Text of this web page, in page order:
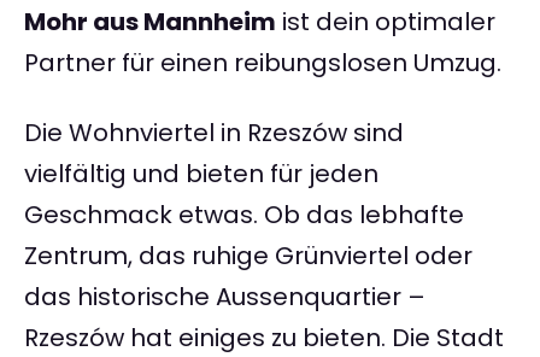
Mohr aus Mannheim ist dein optimaler
Partner für einen reibungslosen Umzug.
Die Wohnviertel in Rzeszów sind
vielfältig und bieten für jeden
Geschmack etwas. Ob das lebhafte
Zentrum, das ruhige Grünviertel oder
das historische Aussenquartier –
Rzeszów hat einiges zu bieten. Die Stadt